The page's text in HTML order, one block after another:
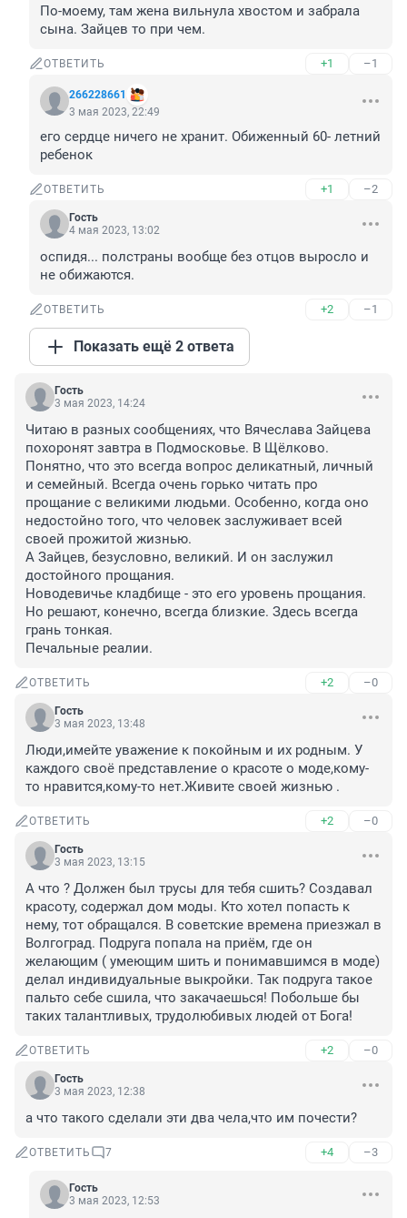
По-моему, там жена вильнула хвостом и забрала
сына. Зайцев то при чем.
ОТВЕТИТЬ +1 –1
266228661
3 мая 2023, 22:49
его сердце ничего не хранит. Обиженный 60- летний
ребенок
ОТВЕТИТЬ +1 –2
Гость
4 мая 2023, 13:02
оспидя... полстраны вообще без отцов выросло и
не обижаются.
ОТВЕТИТЬ +2 –1
Показать ещё 2 ответа
Гость
3 мая 2023, 14:24
Читаю в разных сообщениях, что Вячеслава Зайцева
похоронят завтра в Подмосковье. В Щёлково.
Понятно, что это всегда вопрос деликатный, личный
и семейный. Всегда очень горько читать про
прощание с великими людьми. Особенно, когда оно
недостойно того, что человек заслуживает всей
своей прожитой жизнью.
А Зайцев, безусловно, великий. И он заслужил
достойного прощания.
Новодевичье кладбище - это его уровень прощания.
Но решают, конечно, всегда близкие. Здесь всегда
грань тонкая.
Печальные реалии.
ОТВЕТИТЬ +2 –0
Гость
3 мая 2023, 13:48
Люди,имейте уважение к покойным и их родным. У
каждого своё представление о красоте о моде,кому-
то нравится,кому-то нет.Живите своей жизнью .
ОТВЕТИТЬ +2 –0
Гость
3 мая 2023, 13:15
А что ? Должен был трусы для тебя сшить? Создавал
красоту, содержал дом моды. Кто хотел попасть к
нему, тот обращался. В советские времена приезжал в
Волгоград. Подруга попала на приём, где он
желающим ( умеющим шить и понимавшимся в моде)
делал индивидуальные выкройки. Так подруга такое
пальто себе сшила, что закачаешься! Побольше бы
таких талантливых, трудолюбивых людей от Бога!
ОТВЕТИТЬ +2 –0
Гость
3 мая 2023, 12:38
а что такого сделали эти два чела,что им почести?
ОТВЕТИТЬ 7 +4 –3
Гость
3 мая 2023, 12:53